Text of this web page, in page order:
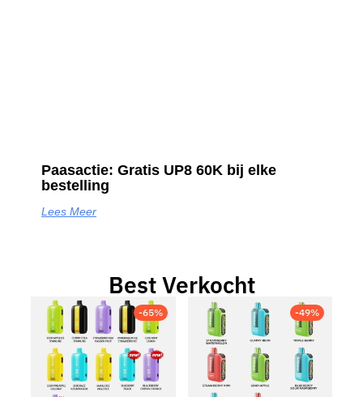
Paasactie: Gratis UP8 60K bij elke
bestelling
Lees Meer
Best Verkocht
-65% -49%